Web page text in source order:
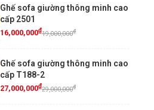
Ghế sofa giường thông minh cao
cấp 2501
16,000,000₫19,000,000₫
Ghế sofa giường thông minh cao
cấp T188-2
27,000,000₫29,000,000₫